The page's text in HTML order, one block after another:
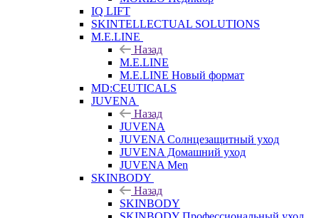
IQ LIFT
SKINTELLECTUAL SOLUTIONS
M.E.LINE
Назад
M.E.LINE
M.E.LINE Новый формат
MD:CEUTICALS
JUVENA
Назад
JUVENA
JUVENA Солнцезащитный уход
JUVENA Домашний уход
JUVENA Men
SKINBODY
Назад
SKINBODY